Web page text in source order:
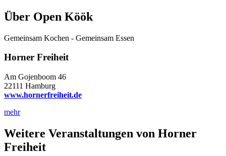
Über Open Köök
Gemeinsam Kochen - Gemeinsam Essen
Horner Freiheit
Am Gojenboom 46
22111 Hamburg
www.hornerfreiheit.de
mehr
Weitere Veranstaltungen von Horner
Freiheit